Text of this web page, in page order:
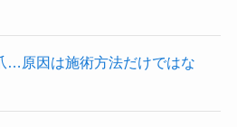
…原因は施術方法だけではな